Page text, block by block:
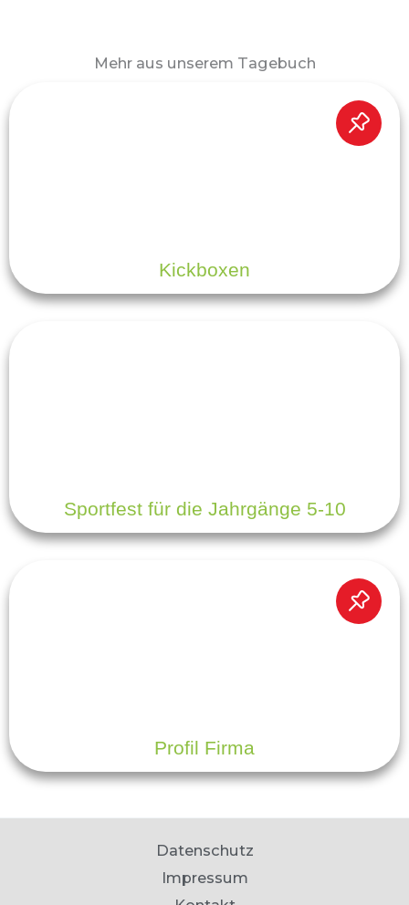
Mehr aus unserem Tagebuch
Kickboxen
Sportfest für die Jahrgänge 5-10
Profil Firma
Datenschutz
Impressum